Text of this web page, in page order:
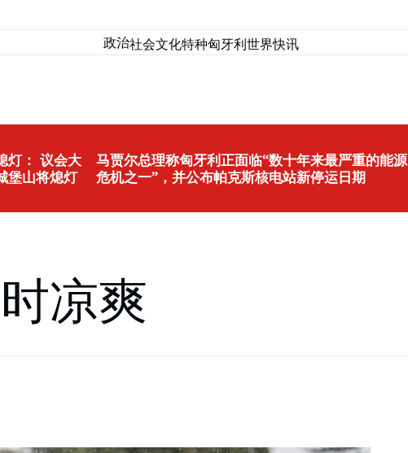
政治社会文化特种匈牙利世界快讯
灯： 议会大
堡山将熄灯
马贾尔总理称匈牙利正面临“数十年来最严重的能源
危机之一”，并公布帕克斯核电站新停运日期
凉爽